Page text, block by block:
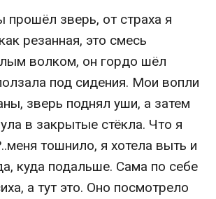
зверь, от страха я
резанная, это смесь
волком, он гордо шёл
под сидения. Мои вопли
зверь поднял уши, а затем
в закрытые стёкла. Что я
тошнило, я хотела выть и
куда подальше. Сама по себе
а тут это. Оно посмотрело